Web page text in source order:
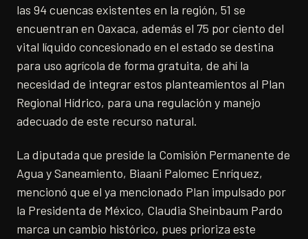
las 94 cuencas existentes en la región, 51 se
encuentran en Oaxaca, además el 75 por ciento del
vital líquido concesionado en el estado se destina
para uso agrícola de forma gratuita, de ahí la
necesidad de integrar estos planteamientos al Plan
Regional Hídrico, para una regulación y manejo
adecuado de este recurso natural.
La diputada que preside la Comisión Permanente de
Agua y Saneamiento, Biaani Palomec Enríquez,
mencionó que el ya mencionado Plan impulsado por
la Presidenta de México, Claudia Sheinbaum Pardo
marca un cambio histórico, pues prioriza este